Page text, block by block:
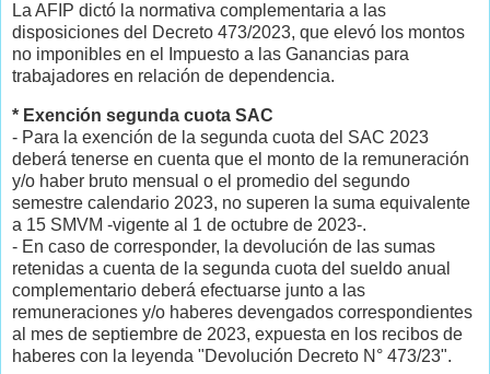
La AFIP dictó la normativa complementaria a las
disposiciones del Decreto 473/2023, que elevó los montos
no imponibles en el Impuesto a las Ganancias para
trabajadores en relación de dependencia.
* Exención segunda cuota SAC
- Para la exención de la segunda cuota del SAC 2023
deberá tenerse en cuenta que el monto de la remuneración
y/o haber bruto mensual o el promedio del segundo
semestre calendario 2023, no superen la suma equivalente
a 15 SMVM -vigente al 1 de octubre de 2023-.
- En caso de corresponder, la devolución de las sumas
retenidas a cuenta de la segunda cuota del sueldo anual
complementario deberá efectuarse junto a las
remuneraciones y/o haberes devengados correspondientes
al mes de septiembre de 2023, expuesta en los recibos de
haberes con la leyenda "Devolución Decreto N° 473/23".